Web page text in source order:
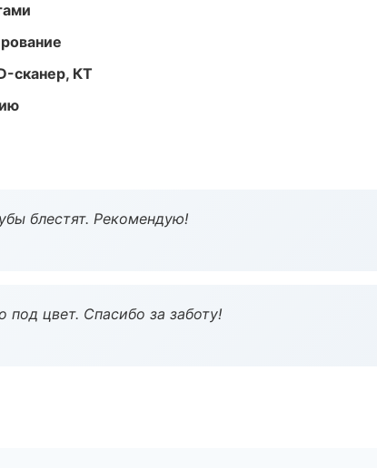
сканер, КТ
блестят. Рекомендую!
цвет. Спасибо за заботу!